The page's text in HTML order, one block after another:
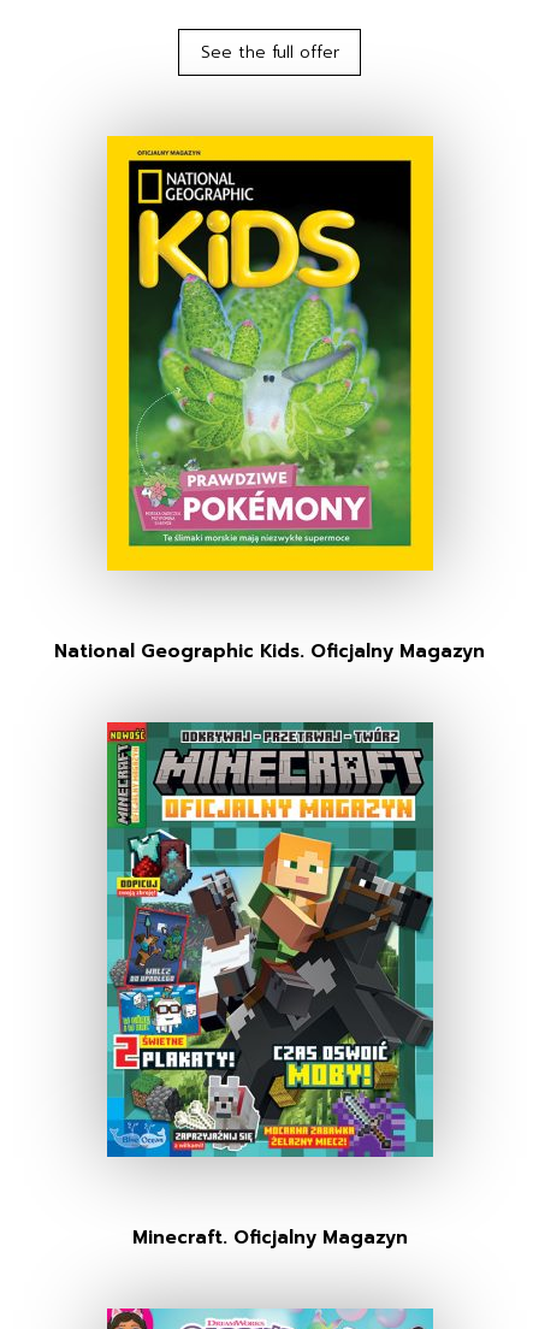
See the full offer
National Geographic Kids. Oficjalny Magazyn
Minecraft. Oficjalny Magazyn